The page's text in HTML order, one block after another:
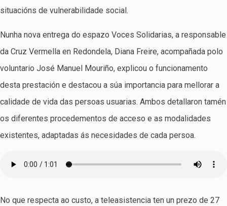
situacións de vulnerabilidade social.
Nunha nova entrega do espazo Voces Solidarias, a responsable
da Cruz Vermella en Redondela, Diana Freire, acompañada polo
voluntario José Manuel Mouriño, explicou o funcionamento
desta prestación e destacou a súa importancia para mellorar a
calidade de vida das persoas usuarias. Ambos detallaron tamén
os diferentes procedementos de acceso e as modalidades
existentes, adaptadas ás necesidades de cada persoa.
No que respecta ao custo, a teleasistencia ten un prezo de 27